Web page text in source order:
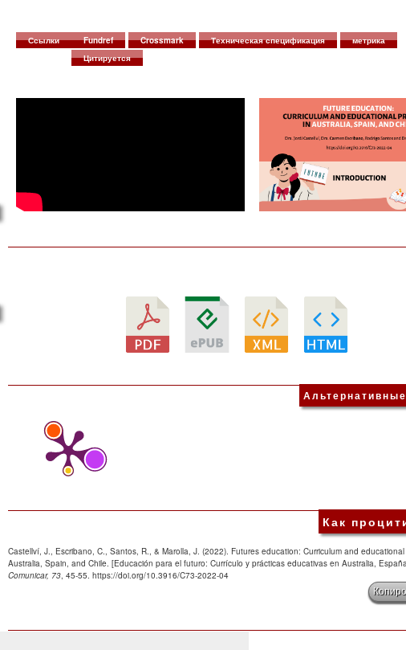
Ссылки Fundref Crossmark Техническая спецификация
метрика
Цитируется
Как
Castellví, J., Escribano, C., Santos, R., & Marolla, J. (2022). Futures education: Curriculum and educational
Australia, Spain, and Chile. [Educación para el futuro: Currículo y prácticas educativas en Australia,
Comunicar, 73, 45-55. https://doi.org/10.3916/C73-2022-04